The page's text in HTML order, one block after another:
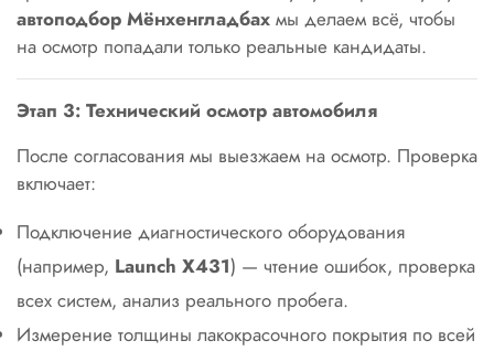
автоподбор Мёнхенгладбах мы делаем всё, чтобы
на осмотр попадали только реальные кандидаты.
Этап 3: Технический осмотр автомобиля
После согласования мы выезжаем на осмотр. Проверка
включает:
Подключение диагностического оборудования
(например, Launch X431) — чтение ошибок, проверка
всех систем, анализ реального пробега.
Измерение толщины лакокрасочного покрытия по всей